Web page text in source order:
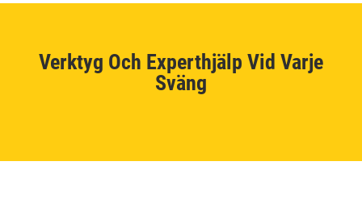
Verktyg Och Experthjälp Vid Varje
Sväng